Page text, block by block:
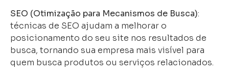
SEO (Otimização para Mecanismos de Busca):
técnicas de SEO ajudam a melhorar o
posicionamento do seu site nos resultados de
busca, tornando sua empresa mais visível para
quem busca produtos ou serviços relacionados.